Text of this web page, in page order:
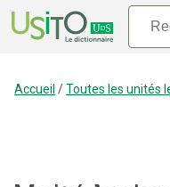
Accueil /Toutes les unités